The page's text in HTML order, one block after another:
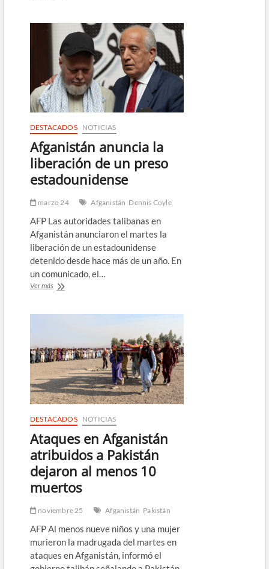
uso
smartphone
los
empleados
públicos
DESTACADOS NOTICIAS
Afganistán anuncia la
liberación de un preso
estadounidense
marzo 24 Afganistán Dennis Coyle
AFP Las autoridades talibanas en
Afganistán anunciaron el martes la
liberación de un estadounidense
detenido desde hace más de un año. En
un comunicado, el…
Ver másAfganistán
preso
estadounidense
DESTACADOS NOTICIAS
Ataques en Afganistán
atribuidos a Pakistán
dejaron al menos 10
muertos
noviembre 25 Afganistán Pakistán
AFP Al menos nueve niños y una mujer
murieron la madrugada del martes en
ataques en Afganistán, informó el